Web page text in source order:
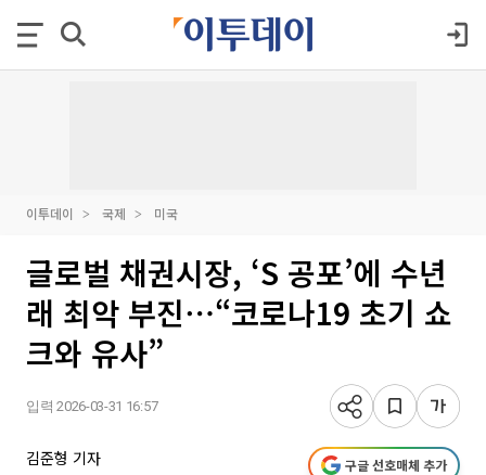
이투데이 국제 미국
글로벌 채권시장, ‘S 공포’에 수년
래 최악 부진⋯“코로나19 초기 쇼
크와 유사”
입력 2026-03-31 16:57
김준형 기자 구글 선호매체 추가